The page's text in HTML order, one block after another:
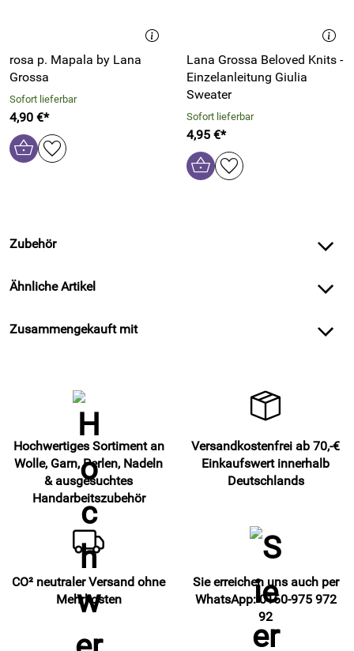
rosa p. Mapala by Lana
Grossa
Sofort lieferbar
4,90 €*
Lana Grossa Beloved Knits -
Einzelanleitung Giulia
Sweater
Sofort lieferbar
4,95 €*
Zubehör
Ähnliche Artikel
Zusammengekauft mit
Hochwertiges Sortiment an
Wolle, Garn, Perlen, Nadeln
& ausgesuchtes
Handarbeitszubehör
Versandkostenfrei ab 70,-€
Einkaufswert innerhalb
Deutschlands
CO² neutraler Versand ohne
Mehrkosten
Sie erreichen uns auch per
WhatsApp: 0160-975 972
92